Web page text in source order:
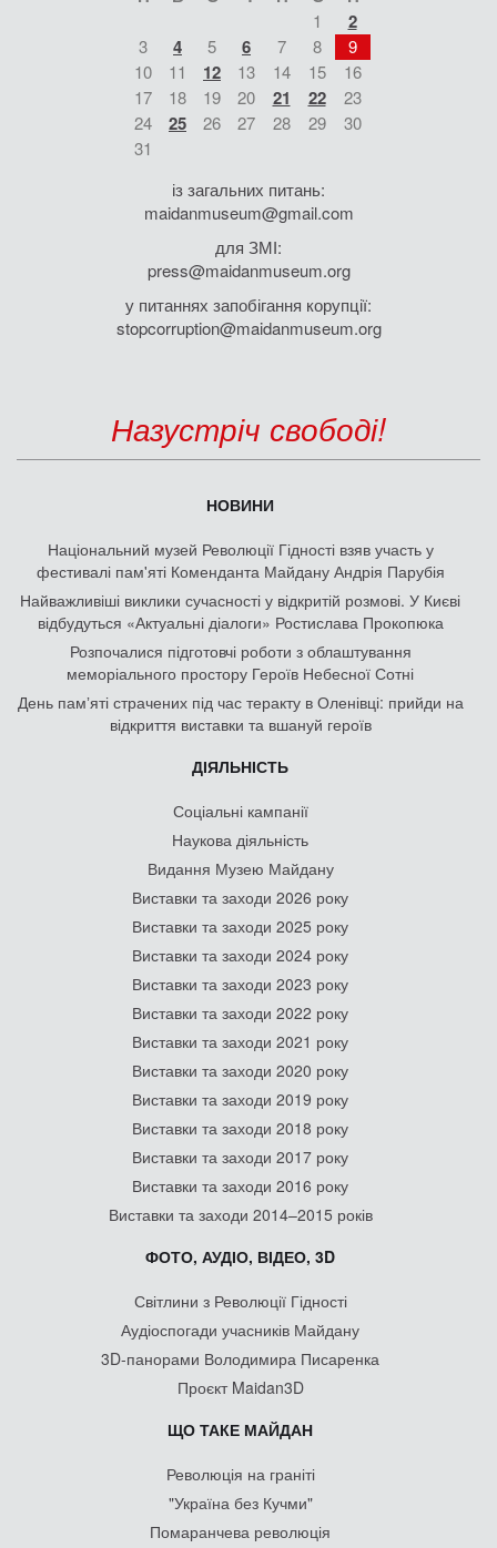
1 2
3 4 5 6 7 8
9
10
11 12 13 14 15
16
17
18 19 20 21 22
23
24
25 26 27 28 29
30
31
із загальних питань:
maidanmuseum@gmail.com
для ЗМІ:
press@maidanmuseum.org
у питаннях запобігання корупції:
stopcorruption@maidanmuseum.org
Назустріч свободі!
НОВИНИ
Національний музей Революції Гідності взяв участь у
фестивалі пам'яті Коменданта Майдану Андрія Парубія
Найважливіші виклики сучасності у відкритій розмові. У Києві
відбудуться «Актуальні діалоги» Ростислава Прокопюка
Розпочалися підготовчі роботи з облаштування
меморіального простору Героїв Небесної Сотні
День памʼяті страчених під час теракту в Оленівці: прийди на
відкриття виставки та вшануй героїв
ДІЯЛЬНІСТЬ
Соціальні кампанії
Наукова діяльність
Видання Музею Майдану
Виставки та заходи 2026 року
Виставки та заходи 2025 року
Виставки та заходи 2024 року
Виставки та заходи 2023 року
Виставки та заходи 2022 року
Виставки та заходи 2021 року
Виставки та заходи 2020 року
Виставки та заходи 2019 року
Виставки та заходи 2018 року
Виставки та заходи 2017 року
Виставки та заходи 2016 року
Виставки та заходи 2014–2015 років
ФОТО, АУДІО, ВІДЕО, 3D
Світлини з Революції Гідності
Аудіоспогади учасників Майдану
3D-панорами Володимира Писаренка
Проєкт Maidan3D
ЩО ТАКЕ МАЙДАН
Революція на граніті
"Україна без Кучми"
Помаранчева революція